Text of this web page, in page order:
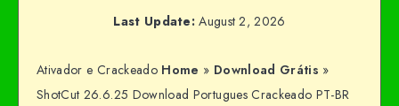
Last Update: August 2, 2026
Ativador e Crackeado Home » Download Grátis »
ShotCut 26.6.25 Download Portugues Crackeado PT-BR